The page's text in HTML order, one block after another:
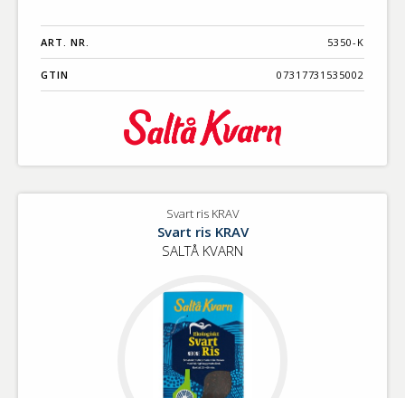
ART. NR. 5350-K
GTIN 07317731535002
Svart ris KRAV
Svart ris KRAV
SALTÅ KVARN